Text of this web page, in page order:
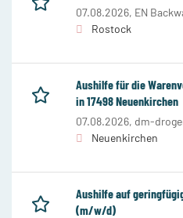
07.08.2026, EN
Rostock
Aushilfe für die
in 17498 Neuenkirchen
07.08.2026, dm-
Neuenkirchen
Aushilfe auf
(m/w/d)